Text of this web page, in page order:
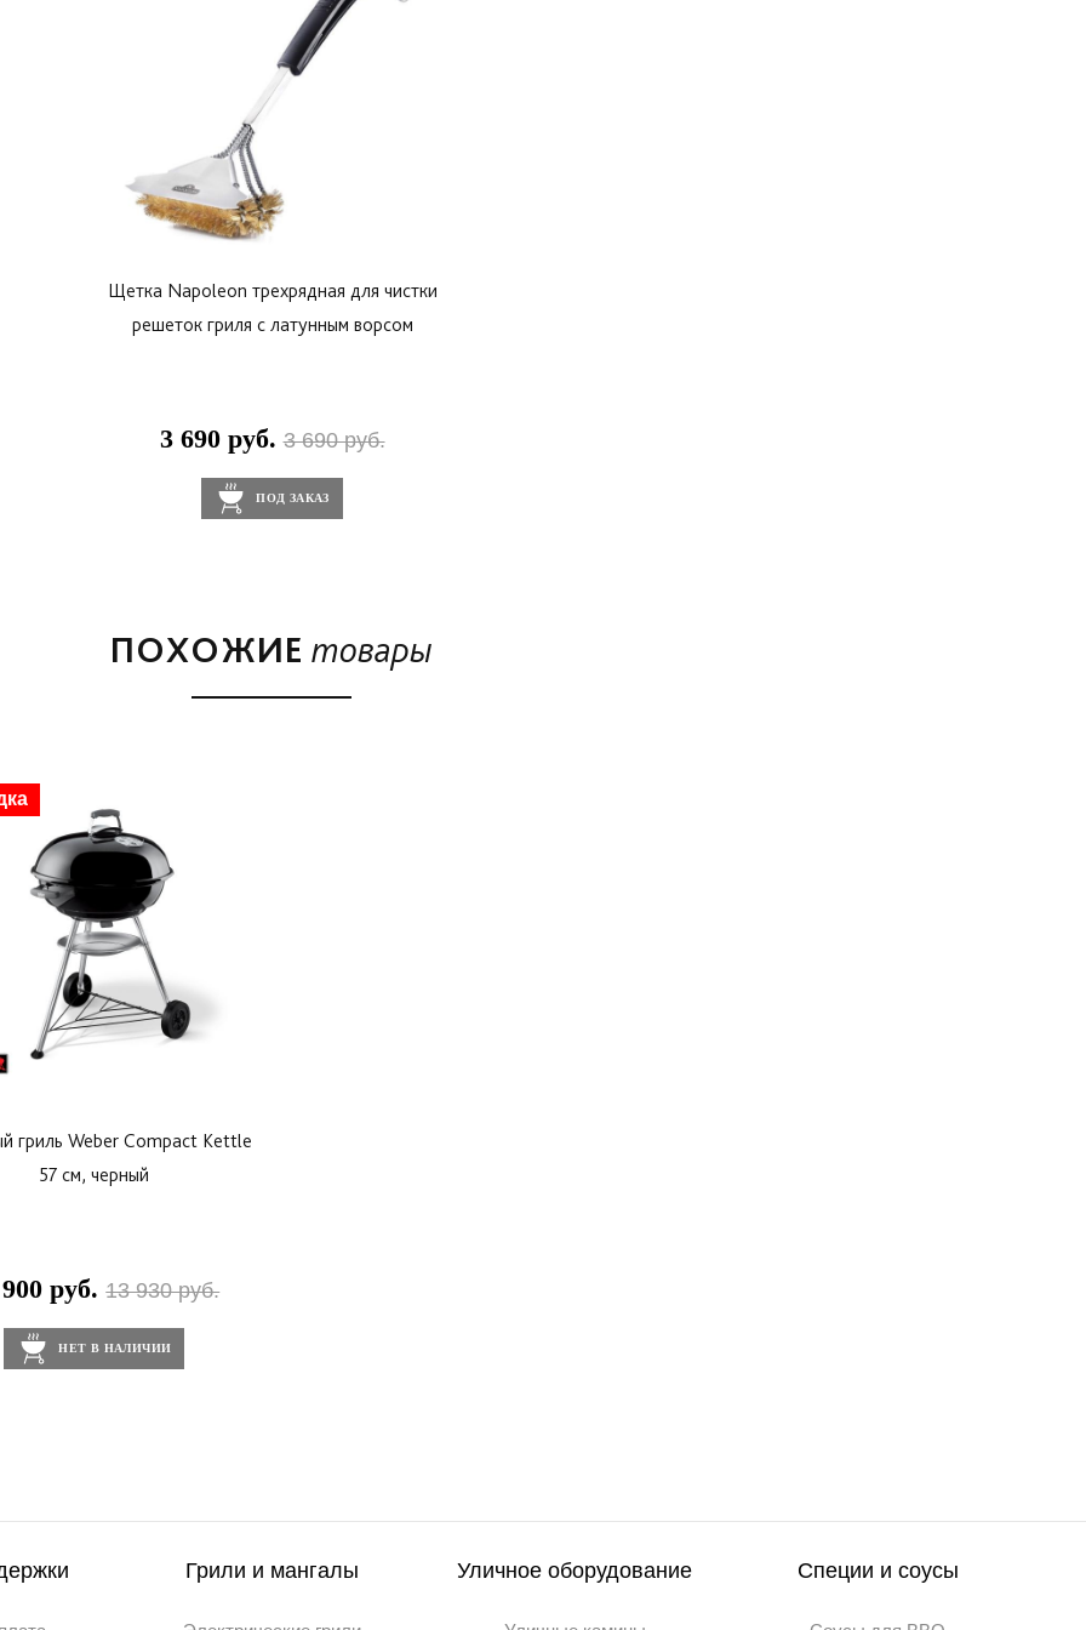
Щетка Napoleon трехрядная для чистки
решеток гриля с латунным ворсом
3 690 руб.3 690 руб.
ПОД ЗАКАЗ
ПОХОЖИЕ товары
гриль Weber Compact Kettle
57 см, черный
руб.13 930 руб.
НЕТ В НАЛИЧИИ
Грили и мангалы Уличное оборудование Специи и соусы